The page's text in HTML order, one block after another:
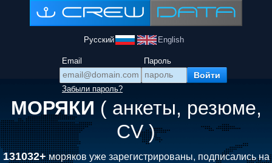
Русский English
Email Пароль
Забыли пароль?
МОРЯКИ ( анкеты, резюме,
CV )
131032+моряков уже зарегистрированы, подписались на